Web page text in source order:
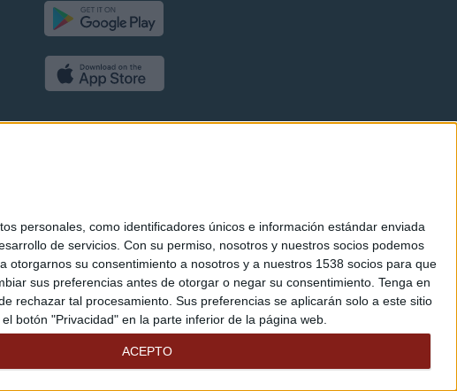
personales, como identificadores únicos e información estándar enviada
de servicios. Con su permiso, nosotros y nuestros socios podemos
su consentimiento a nosotros y a nuestros 1538 socios para que
sus preferencias antes de otorgar o negar su consentimiento. Tenga en
rechazar tal procesamiento. Sus preferencias se aplicarán solo a este sitio
botón "Privacidad" en la parte inferior de la página web.
ACEPTO